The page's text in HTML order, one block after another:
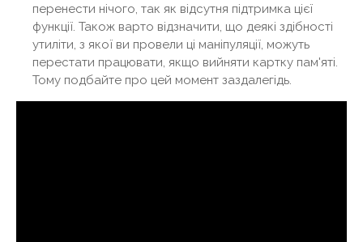
перенести нічого, так як відсутня підтримка цієї
функції. Також варто відзначити, що деякі здібності
утиліти, з якої ви провели ці маніпуляції, можуть
перестати працювати, якщо вийняти картку пам'яті.
Тому подбайте про цей момент заздалегідь.